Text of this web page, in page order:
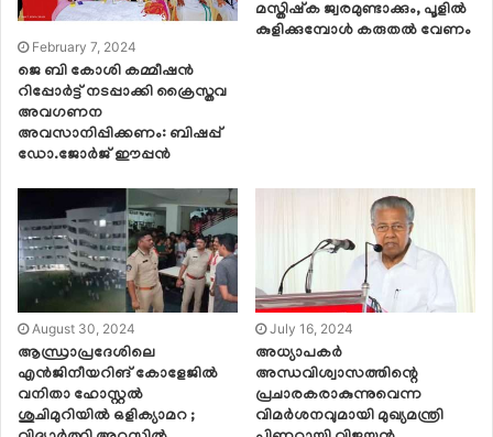
February 7, 2024
ജെ ബി കോശി കമ്മീഷൻ
റിപ്പോർട്ട് നടപ്പാക്കി ക്രൈസ്തവ
അവഗണന
അവസാനിപ്പിക്കണം: ബിഷപ്പ്
ഡോ.ജോർജ് ഈപ്പൻ
മസ്തിഷ്‌ക ജ്വരമുണ്ടാക്കും, പൂളില്‍
കുളിക്കുമ്പോള്‍ കരുതല്‍ വേണം
August 30, 2024
ആന്ധ്രാപ്രദേശിലെ
എന്‍ജിനീയറിങ് കോളേജില്‍
വനിതാ ഹോസ്റ്റല്‍
ശുചിമുറിയില്‍ ഒളിക്യാമറ ;
July 16, 2024
അധ്യാപകര്‍
അന്ധവിശ്വാസത്തിന്റെ
പ്രചാരകരാകുന്നുവെന്ന
വിമര്‍ശനവുമായി മുഖ്യമന്ത്രി